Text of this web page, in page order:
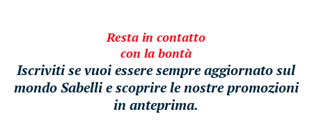
Resta in contatto
con la bontà
Iscriviti se vuoi essere sempre aggiornato sul
mondo Sabelli e scoprire le nostre promozioni
in anteprima.